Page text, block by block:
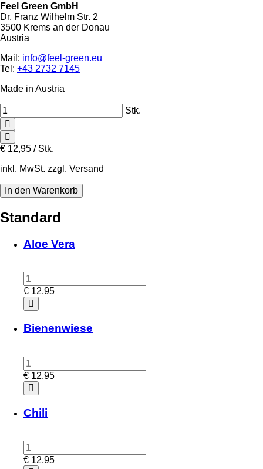
Feel Green GmbH
Dr. Franz Wilhelm Str. 2
3500 Krems an der Donau
Austria
Mail: info@feel-green.eu
Tel: +43 2732 7145
Made in Austria
Stk.
€ 12,95 / Stk.
inkl. MwSt. zzgl. Versand
Standard
Aloe Vera
€ 12,95
Bienenwiese
€ 12,95
Chili
€ 12,95